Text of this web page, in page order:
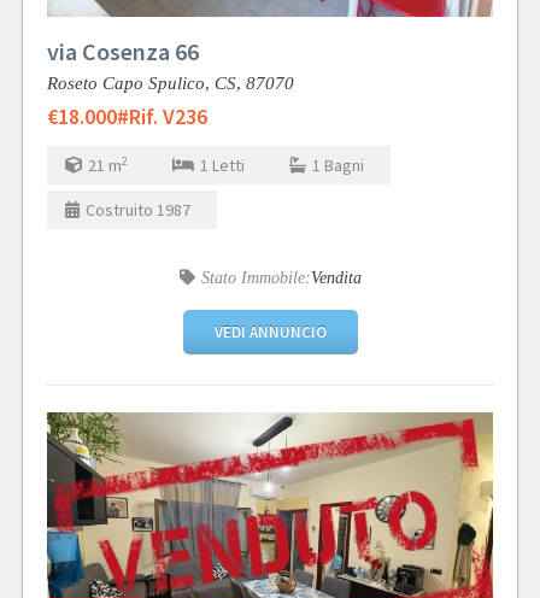
via Cosenza 66
Roseto Capo Spulico, CS, 87070
€18.000#Rif. V236
21 m2 1 Letti 1 Bagni
Costruito 1987
Stato Immobile:Vendita
VEDI ANNUNCIO